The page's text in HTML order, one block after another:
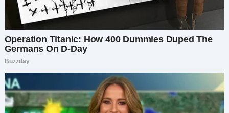
обязательно поделитесь ею с друзьями и
близкими. Пусть добро и справедливость
побеждают! А если у вас были похожие случаи
— пишите в комментариях. Мне будет
интересно прочитать ваши истории!